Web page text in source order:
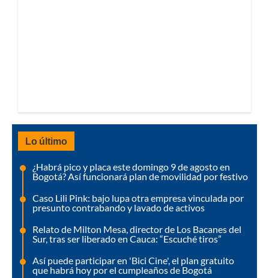
Lo último
¿Habrá pico y placa este domingo 9 de agosto en
Bogotá? Así funcionará plan de movilidad por festivo
Caso Lili Pink: bajo lupa otra empresa vinculada por
presunto contrabando y lavado de activos
Relato de Milton Mesa, director de Los Bacanes del
Sur, tras ser liberado en Cauca: “Escuché tiros”
Así puede participar en 'Bici Cine', el plan gratuito
que habrá hoy por el cumpleaños de Bogotá